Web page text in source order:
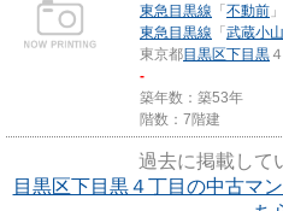
東急目黒線 「不動前
東急目黒線 「武蔵小山
東京都目黒区下目黒
-
築年数：築53年
階数：7階建
過去に掲載して
目黒区下目黒４丁目の中古マ